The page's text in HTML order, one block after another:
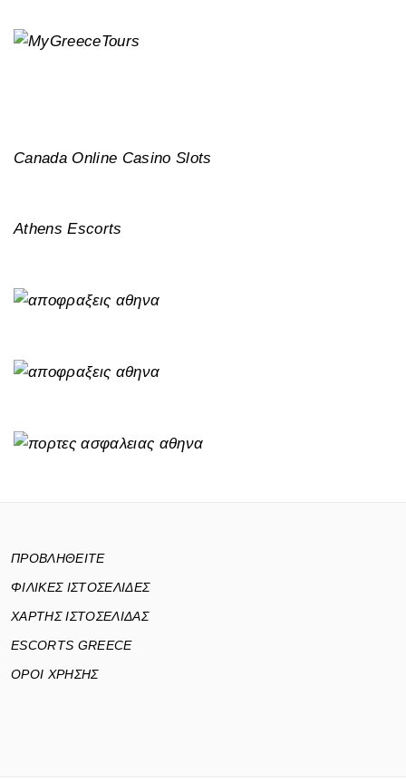
Canada Online Casino Slots
Athens Escorts
ΠΡΟΒΛΗΘΕΙΤΕ
ΦΙΛΙΚΕΣ ΙΣΤΟΣΕΛΙΔΕΣ
ΧΑΡΤΗΣ ΙΣΤΟΣΕΛΙΔΑΣ
ESCORTS GREECE
ΟΡΟΙ ΧΡΗΣΗΣ